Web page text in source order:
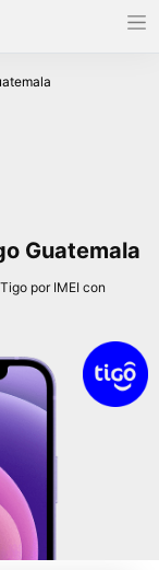
Guatemala
por IMEI con